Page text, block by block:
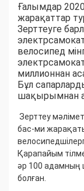
Ғалымдар
жарақаттар
Зерттеуге
велосипед
миллионнан
Бұл
шақырымнан
Зерттеу
бас-ми
Қарапайым
әр 100
болған.